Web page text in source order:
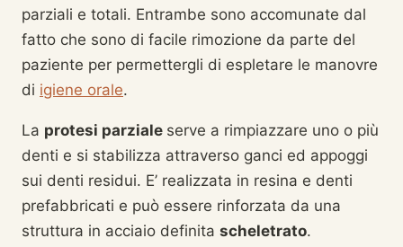
parziali e totali. Entrambe sono accomunate dal
fatto che sono di facile rimozione da parte del
paziente per permettergli di espletare le manovre
di igiene orale.
La protesi parziale serve a rimpiazzare uno o più
denti e si stabilizza attraverso ganci ed appoggi
sui denti residui. E’ realizzata in resina e denti
prefabbricati e può essere rinforzata da una
struttura in acciaio definita scheletrato.